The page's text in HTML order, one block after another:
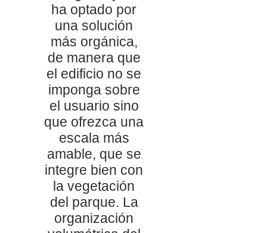
ha optado por
una solución
más orgánica,
de manera que
el edificio no se
imponga sobre
el usuario sino
que ofrezca una
escala más
amable, que se
integre bien con
la vegetación
del parque. La
organización